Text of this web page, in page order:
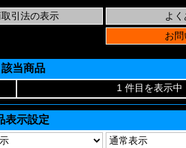
当商品
1 件目を表示中
表示設定